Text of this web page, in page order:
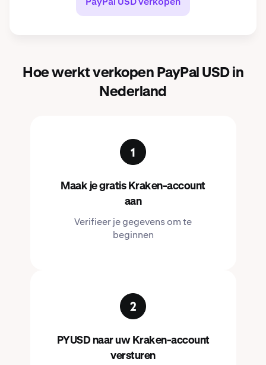
Hoe werkt verkopen PayPal USD in
Nederland
Maak je gratis Kraken-account
aan
Verifieer je gegevens om te
beginnen
PYUSD naar uw Kraken-account
versturen